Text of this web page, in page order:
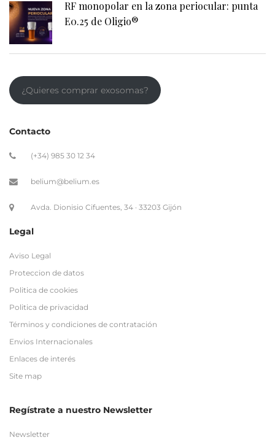
RF monopolar en la zona periocular: punta
E0.25 de Oligio®
¿Quieres comprar exosomas?
Contacto
(+34) 985 30 12 34
belium@belium.es
Avda. Dionisio Cifuentes, 34 · 33203 Gijón
Legal
Aviso Legal
Proteccion de datos
Politica de cookies
Politica de privacidad
Términos y condiciones de contratación
Envios Internacionales
Enlaces de interés
Site map
Regístrate a nuestro Newsletter
Newsletter